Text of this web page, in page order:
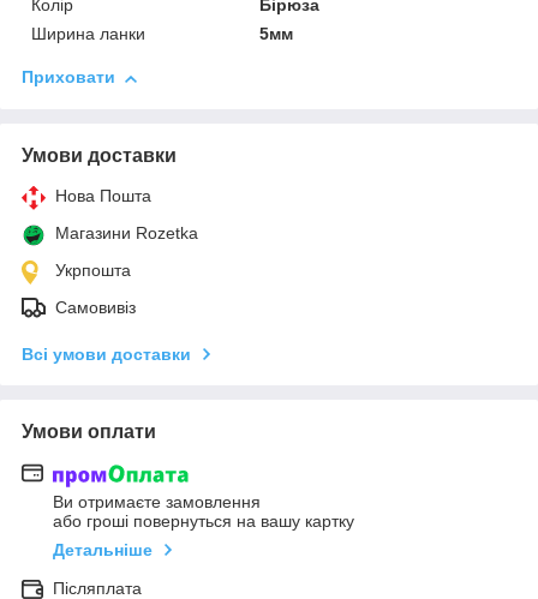
Колір
Бірюза
Ширина ланки
5мм
Приховати
Умови доставки
Нова Пошта
Магазини Rozetka
Укрпошта
Самовивіз
Всі умови доставки
Умови оплати
Ви отримаєте замовлення
або гроші повернуться на вашу картку
Детальніше
Післяплата